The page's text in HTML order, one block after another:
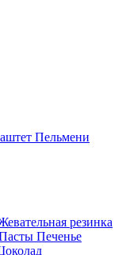
Пельмени
резинка
Печенье